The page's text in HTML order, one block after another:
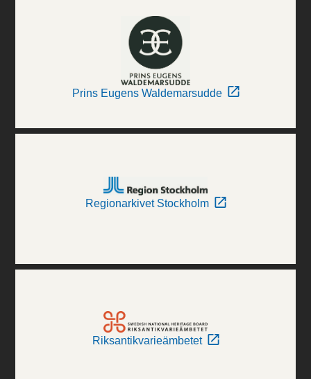
Prins Eugens Waldemarsudde
Regionarkivet Stockholm
Riksantikvarieämbetet